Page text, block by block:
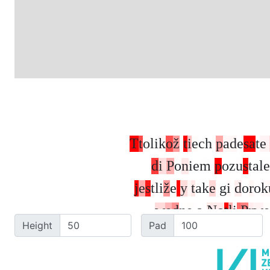
Ttolikož tiech padesate
di Poniem pozustale
jestliže y take gi dorok
wedne a Notli Prwe
l. ſ. mis. Pokey doroti
wa y
Height Pad